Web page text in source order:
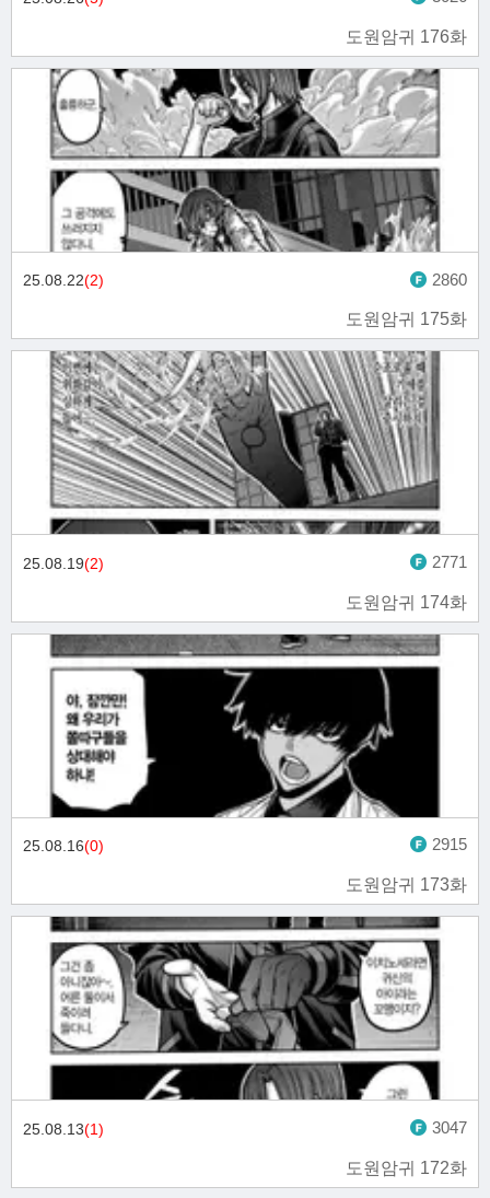
도원암귀 176화
도원암귀 175화
25.08.22(2) 2860
도원암귀 174화
25.08.19(2) 2771
도원암귀 173화
25.08.16(0) 2915
도원암귀 172화
25.08.13(1) 3047